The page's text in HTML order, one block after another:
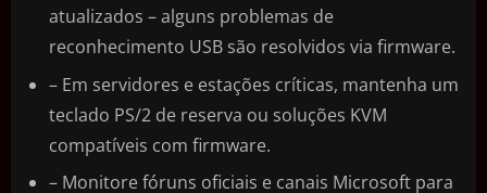
atualizados – alguns problemas de
reconhecimento USB são resolvidos via firmware.
– Em servidores e estações críticas, mantenha um
teclado PS/2 de reserva ou soluções KVM
compatíveis com firmware.
– Monitore fóruns oficiais e canais Microsoft para